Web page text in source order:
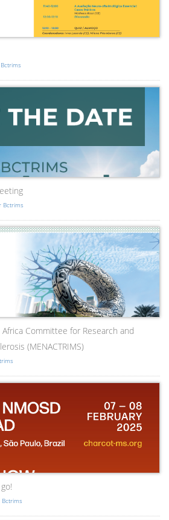
Bctrims
Committee for Research and
(MENACTRIMS)
Bctrims